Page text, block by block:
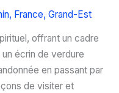
, France, Grand-Est
offrant un cadre
écrin de verdure
en passant par
de visiter et